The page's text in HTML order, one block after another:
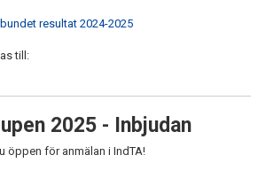
resultat 2024-2025
till:
2025 - Inbjudan
öppen för anmälan i IndTA!